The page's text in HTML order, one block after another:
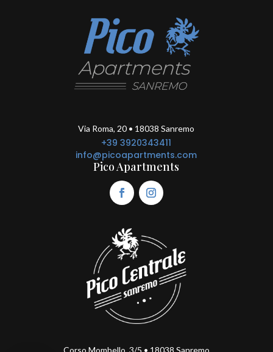
Via Roma, 20 • 18038 Sanremo
+39 3920343411
info@picoapartments.com
Pico Apartments
Corso Mombello, 3/5 • 18038 Sanremo